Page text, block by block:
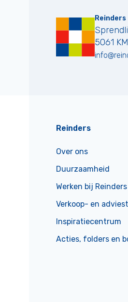
Reinders
5061 KM
Reinders
Over ons
Duurzaamheid
Werken bij Reinders
Verkoop- en
Inspiratiecentrum
Acties, folders en